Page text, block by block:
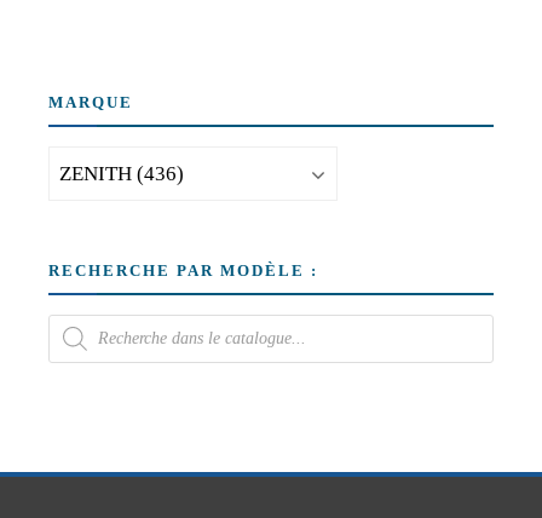
MARQUE
RECHERCHE PAR MODÈLE :